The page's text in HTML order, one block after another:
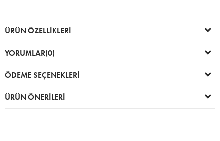
ÜRÜN ÖZELLIKLERI
YORUMLAR(0)
ÖDEME SEÇENEKLERI
ÜRÜN ÖNERILERI